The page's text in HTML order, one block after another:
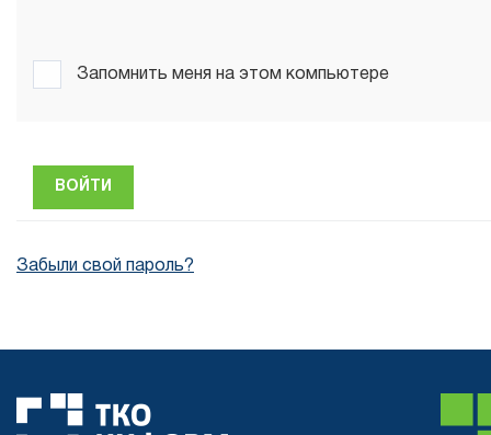
Запомнить меня на этом компьютере
Забыли свой пароль?